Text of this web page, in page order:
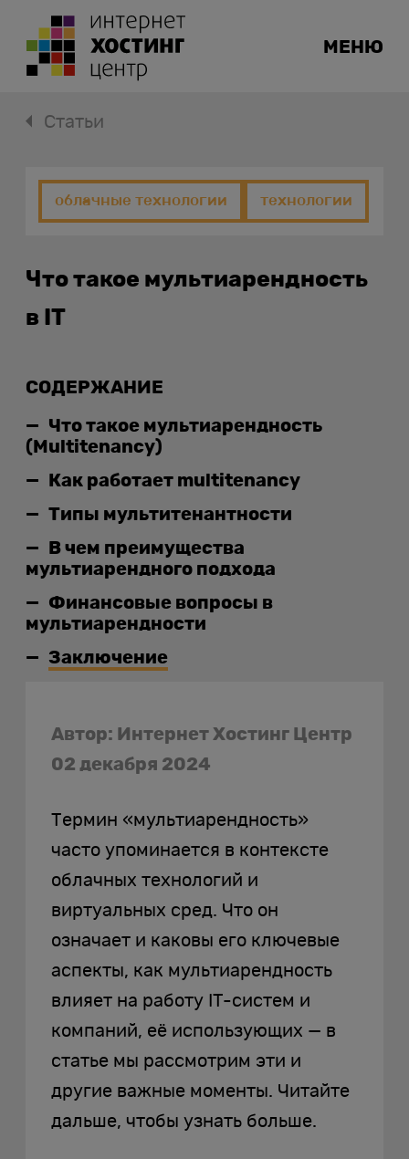
МЕНЮ
Статьи
облачные технологии технологии
Что такое мультиарендность
в IT
Автор: Интернет Хостинг Центр
02 декабря 2024
Термин «мультиарендность»
часто упоминается в контексте
облачных технологий и
виртуальных сред. Что он
означает и каковы его ключевые
аспекты, как мультиарендность
влияет на работу IT-систем и
компаний, её использующих — в
статье мы рассмотрим эти и
другие важные моменты. Читайте
дальше, чтобы узнать больше.
СОДЕРЖАНИЕ
Что такое мультиарендность
(Multitenancy)
Как работает multitenancy
Типы мультитенантности
В чем преимущества
мультиарендного подхода
Финансовые вопросы в
мультиарендности
Заключение